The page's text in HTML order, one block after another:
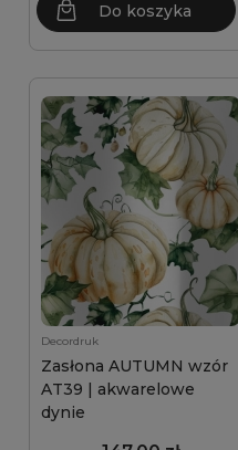
Do koszyka
Decordruk
Zasłona AUTUMN wzór
AT39 | akwarelowe
dynie